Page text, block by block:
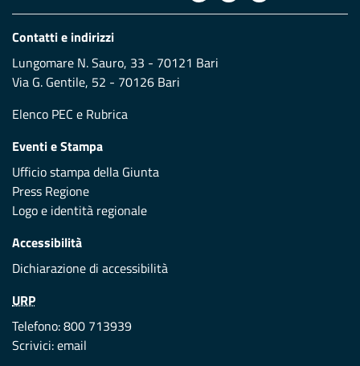
Contatti e indirizzi
Lungomare N. Sauro, 33 - 70121 Bari
Via G. Gentile, 52 - 70126 Bari
Elenco PEC e Rubrica
Eventi e Stampa
Ufficio stampa della Giunta
Press Regione
Logo e identità regionale
Accessibilità
Dichiarazione di accessibilità
URP
Telefono: 800 713939
Scrivici:email